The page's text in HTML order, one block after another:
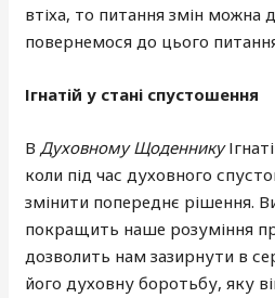
втіха, то питання змін
повернемося до цього
Ігнатій у стані спустошення
ВДуховному Щоденнику
коли під час духовного
змінити попереднє рішення.
покращить наше розуміння
дозволить нам зазирнути в
його духовну боротьбу, яку